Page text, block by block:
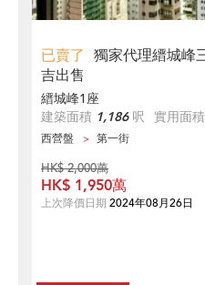
已賣了 獨家代理縉城峰
吉出售
縉城峰1座
建築面積 1,186呎 實用面積
西營盤 第一街
HK$ 2,000萬
HK$ 1,950萬
上次降價日期 2024年08月26日